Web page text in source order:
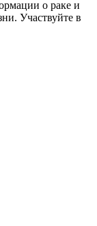
о раке и
Участвуйте в